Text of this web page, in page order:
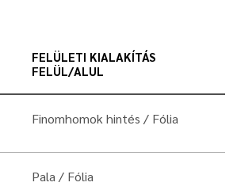
FELÜLETI KIALAKÍTÁS
FELÜL/ALUL
Finomhomok hintés Fólia
Pala Fólia